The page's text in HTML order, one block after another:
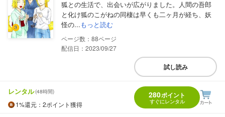
狐との生活で、出会いが広がりました。人間の吾郎
と化け狐のこがねの同棲は早くも二ヶ月が経ち、妖
怪の...もっと読む
88
配信日：2023/09/27
試し読み
レンタル(48時間)
1%還元 ：2ポイント獲得
280ポイント
すぐにレンタル